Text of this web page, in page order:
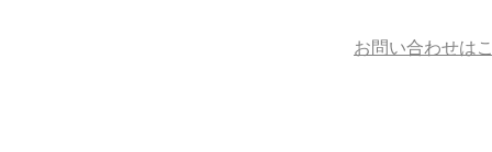
お問い合わせは